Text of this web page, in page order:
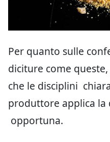
Per quanto sulle
diciture come
che le disciplini
produttore applica la
opportuna.